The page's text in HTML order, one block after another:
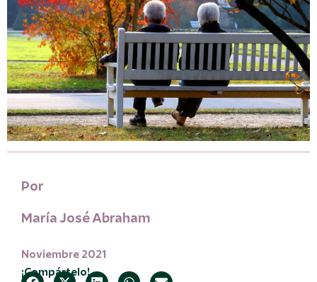
Por
María José Abraham
Noviembre 2021
¡Compártelo!